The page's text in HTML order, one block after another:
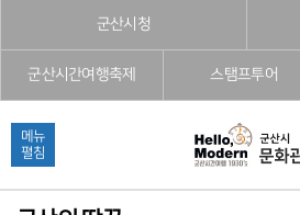
군산시청
군산시간여행축제 스탬프투어
메뉴
펼침